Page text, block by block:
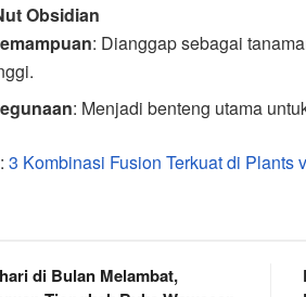
Obsidian
: Dianggap sebagai
: Menjadi benteng utama
: 3 Kombinasi Fusion Terkuat di Plants
di Bulan Melambat,